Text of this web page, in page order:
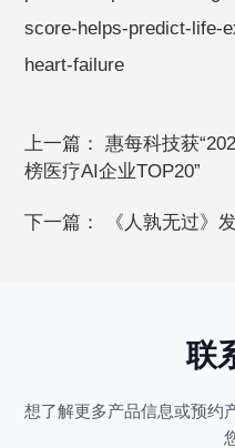
score-helps-predict-life-
heart-failure
上一篇：惠每科技获
榜医疗AI企业TOP20”
下一篇：
《人孰无过》
联
想了解更多产品信息或预约